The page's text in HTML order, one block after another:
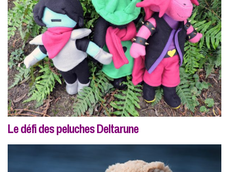
Le défi des peluches Deltarune